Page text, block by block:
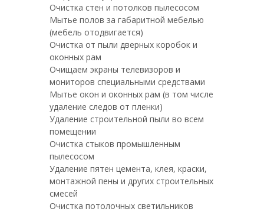
Очистка стен и потолков пылесосом
Мытье полов за габаритной мебелью
(мебель отодвигается)
Очистка от пыли дверных коробок и
оконных рам
Очищаем экраны телевизоров и
мониторов специальными средствами
Мытье окон и оконных рам (в том числе
удаление следов от пленки)
Удаление строительной пыли во всем
помещении
Очистка стыков промышленным
пылесосом
Удаление пятен цемента, клея, краски,
монтажной пены и других строительных
смесей
Очистка потолочных светильников